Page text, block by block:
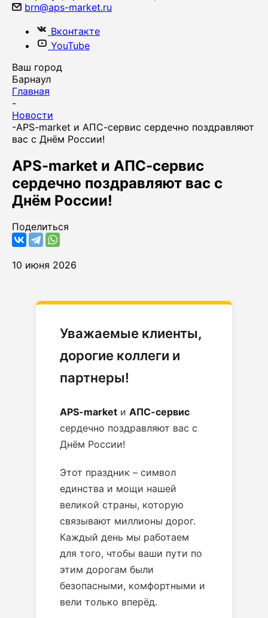
brn@aps-market.ru
Вконтакте
YouTube
Ваш город
Барнаул
Главная
-
Новости
-APS-market и АПС-сервис сердечно поздравляют
вас с Днём России!
APS-market и АПС-сервис
сердечно поздравляют вас с
Днём России!
Поделиться
10 июня 2026
Уважаемые клиенты,
дорогие коллеги и
партнеры!
APS-market и АПС-сервис
сердечно поздравляют вас с
Днём России!
Этот праздник – символ
единства и мощи нашей
великой страны, которую
связывают миллионы дорог.
Каждый день мы работаем
для того, чтобы ваши пути по
этим дорогам были
безопасными, комфортными и
вели только вперёд.